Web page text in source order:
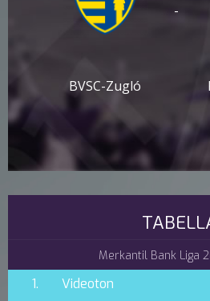
BVSC-Zugló
-
Merkantil Bank Liga
1. Videoton